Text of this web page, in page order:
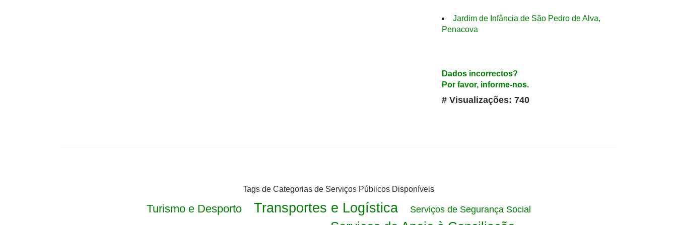
Jardim de Infância de São Pedro de Alva,
Penacova
Dados incorrectos?
Por favor, informe-nos.
# Visualizações: 740
Tags de Categorias de Serviços Públicos Disponíveis
Turismo e Desporto Transportes e Logística Serviços de Segurança Social